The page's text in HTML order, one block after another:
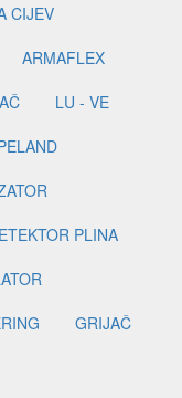
CIJEV
ARMAFLEX
LU - VE
PLINA
GRIJAČ